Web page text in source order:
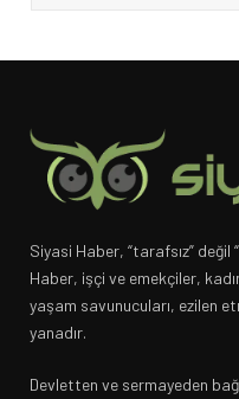
Siyasi Haber, “tarafsız” değil
Haber, işçi ve emekçiler,
yaşam savunucuları, ezilen
yanadır.
Devletten ve sermayeden